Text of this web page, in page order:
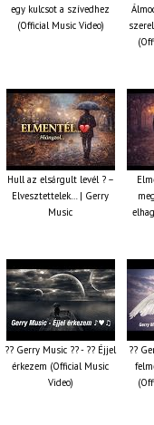
egy kulcsot a szívedhez
(Official Music Video)
Hull az elsárgult levél ? –
Elvesztettelek… | Gerry
Music
?? Gerry Music ?? - ?? Éjjel
érkezem (Official Music
Video)
??